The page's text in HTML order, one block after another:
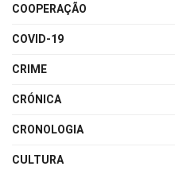
COOPERAÇÃO
COVID-19
CRIME
CRÓNICA
CRONOLOGIA
CULTURA